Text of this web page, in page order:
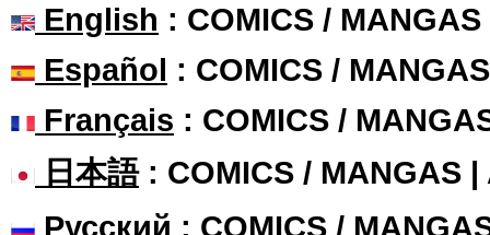
English : COMICS /
Español : COMICS /
Français : COMICS /
日本語: COMICS / MANGAS |
Русский : COMICS /